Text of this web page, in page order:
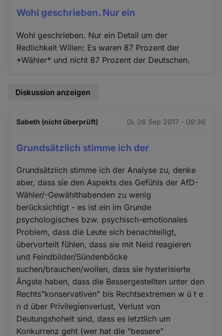
Wohl geschrieben. Nur ein
Wohl geschrieben. Nur ein Detail um der
Redlichkeit Willen: Es waren 87 Prozent der
*Wähler* und nicht 87 Prozent der Deutschen.
Diskussion anzeigen
Sabeth (nicht überprüft) Di. 26 Sep 2017 - 09:36
Grundsätzlich stimme ich der
Grundsätzlich stimme ich der Analyse zu, denke
aber, dass sie den Aspekts des Gefühls der AfD-
Wähler/-Gewählthabenden zu wenig
berücksichtigt - es ist ein im Grunde
psychologisches bzw. psychisch-emotionales
Problem, dass die Leute sich benachteiligt,
übervorteilt fühlen, dass sie mit Neid reagieren
und Feindbilder/Sündenböcke
suchen/brauchen/wollen, dass sie hysterisierte
Ängste haben, dass die Bessergestellten unter den
Rechts"konservativen" bis Rechtsextremen w ü t e
n d über Privilegienverlust, Verlust von
Deutungshoheit sind, dass es letztlich um
Konkurrenz geht (wer hat die "bessere"